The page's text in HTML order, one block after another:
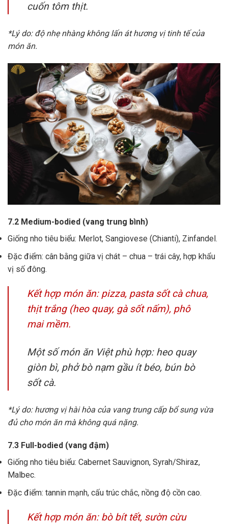
cuốn tôm thịt.
*Lý do: độ nhẹ nhàng không lấn át hương vị tinh tế của
món ăn.
7.2 Medium-bodied (vang trung bình)
Giống nho tiêu biểu: Merlot, Sangiovese (Chianti), Zinfandel.
Đặc điểm: cân bằng giữa vị chát – chua – trái cây, hợp khẩu
vị số đông.
Kết hợp món ăn: pizza, pasta sốt cà chua,
thịt trắng (heo quay, gà sốt nấm), phô
mai mềm.
Một số món ăn Việt phù hợp: heo quay
giòn bì, phở bò nạm gầu ít béo, bún bò
sốt cà.
*Lý do: hương vị hài hòa của vang trung cấp bổ sung vừa
đủ cho món ăn mà không quá nặng.
7.3 Full-bodied (vang đậm)
Giống nho tiêu biểu: Cabernet Sauvignon, Syrah/Shiraz,
Malbec.
Đặc điểm: tannin mạnh, cấu trúc chắc, nồng độ cồn cao.
Kết hợp món ăn: bò bít tết, sườn cừu